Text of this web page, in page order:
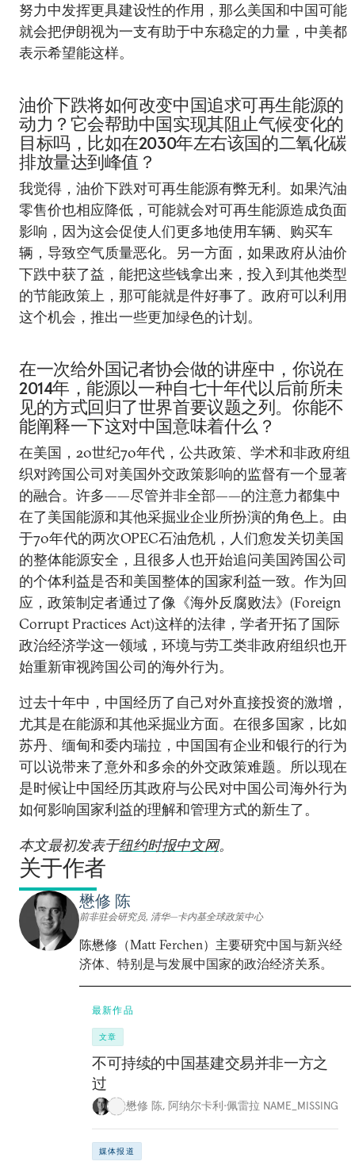
努力中发挥更具建设性的作用，那么美国和中国可能
就会把伊朗视为一支有助于中东稳定的力量，中美都
表示希望能这样。
油价下跌将如何改变中国追求可再生能源的
动力？它会帮助中国实现其阻止气候变化的
目标吗，比如在2030年左右该国的二氧化碳
排放量达到峰值？
我觉得，油价下跌对可再生能源有弊无利。如果汽油
零售价也相应降低，可能就会对可再生能源造成负面
影响，因为这会促使人们更多地使用车辆、购买车
辆，导致空气质量恶化。另一方面，如果政府从油价
下跌中获了益，能把这些钱拿出来，投入到其他类型
的节能政策上，那可能就是件好事了。政府可以利用
这个机会，推出一些更加绿色的计划。
在一次给外国记者协会做的讲座中，你说在
2014年，能源以一种自七十年代以后前所未
见的方式回归了世界首要议题之列。你能不
能阐释一下这对中国意味着什么？
在美国，20世纪70年代，公共政策、学术和非政府组
织对跨国公司对美国外交政策影响的监督有一个显著
的融合。许多——尽管并非全部——的注意力都集中
在了美国能源和其他采掘业企业所扮演的角色上。由
于70年代的两次OPEC石油危机，人们愈发关切美国
的整体能源安全，且很多人也开始追问美国跨国公司
的个体利益是否和美国整体的国家利益一致。作为回
应，政策制定者通过了像《海外反腐败法》(Foreign
Corrupt Practices Act)这样的法律，学者开拓了国际
政治经济学这一领域，环境与劳工类非政府组织也开
始重新审视跨国公司的海外行为。
过去十年中，中国经历了自己对外直接投资的激增，
尤其是在能源和其他采掘业方面。在很多国家，比如
苏丹、缅甸和委内瑞拉，中国国有企业和银行的行为
可以说带来了意外和多余的外交政策难题。所以现在
是时候让中国经历其政府与公民对中国公司海外行为
如何影响国家利益的理解和管理方式的新生了。
本文最初发表于纽约时报中文网。
关于作者
懋修 陈
前非驻会研究员, 清华—卡内基全球政策中心
陈懋修（Matt Ferchen）主要研究中国与新兴经
济体、特别是与发展中国家的政治经济关系。
最新作品
文章
不可持续的中国基建交易并非一方之
过
懋修 陈, 阿纳尔卡利·佩雷拉 NAME_MISSING
媒体报道